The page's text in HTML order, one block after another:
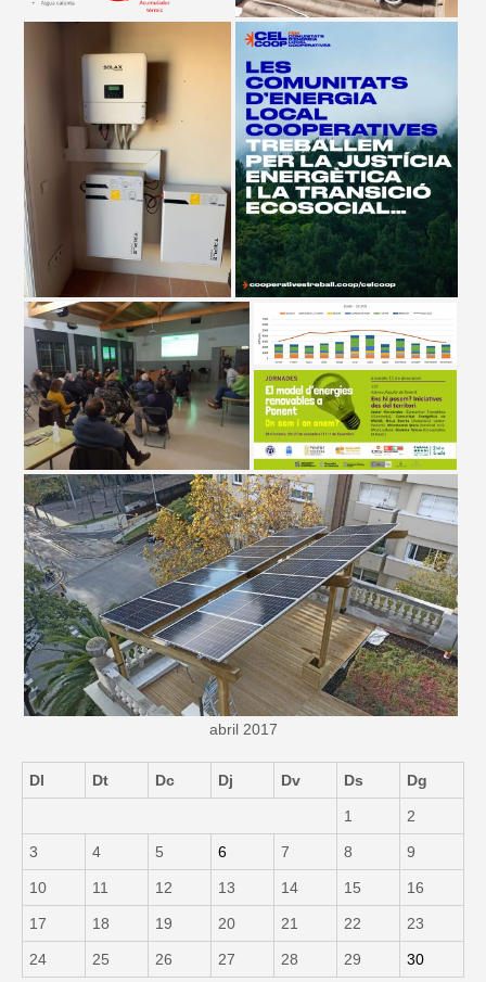
abril 2017
Dl Dt Dc Dj Dv Ds Dg
1 2
3 4 5 6 7 8 9
10 11 12 13 14 15 16
17 18 19 20 21 22 23
24 25 26 27 28 29 30